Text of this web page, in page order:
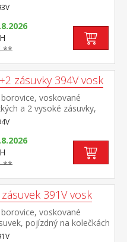
**
zásuvky 394V vosk
voskované
a 2 vysoké zásuvky,
**
391V vosk
voskované
pojízdný na kolečkách